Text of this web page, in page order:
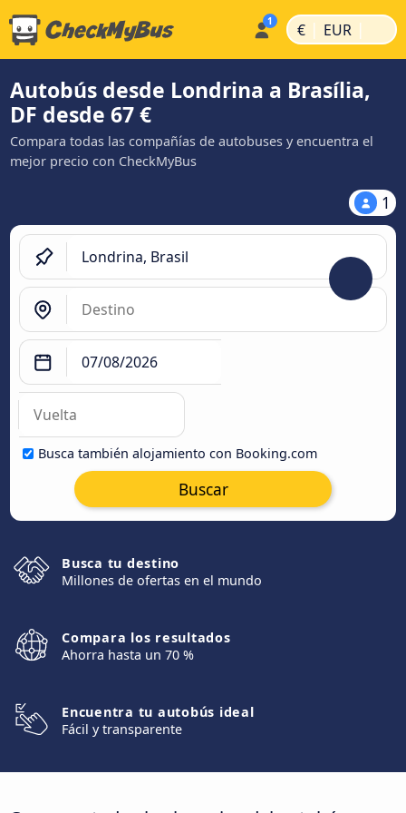
€ | EUR |
Autobús desde Londrina a Brasília,
DF desde 67 €
Compara todas las compañías de autobuses y encuentra el
mejor precio con CheckMyBus
1
Busca también alojamiento con Booking.com
Buscar
Busca tu destino
Millones de ofertas en el mundo
Compara los resultados
Ahorra hasta un 70 %
Encuentra tu autobús ideal
Fácil y transparente